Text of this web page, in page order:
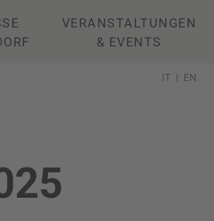
IT EN
VERANSTALTUNGEN
& EVENTS